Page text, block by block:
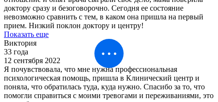
доктору сразу и безоговорочно. Сегодня ее состояние
невозможно сравнить с тем, в каком она пришла на первый
прием. Низкий поклон доктору и центру!
Показать еще
Виктория
33 года
12 сентября 2022
Я почувствовала, что мне нужна профессиональная
психологическая помощь, пришла в Клинический центр и
поняла, что обратилась туда, куда нужно. Спасибо за то, что
помогли справиться с моими тревогами и переживаниями, это